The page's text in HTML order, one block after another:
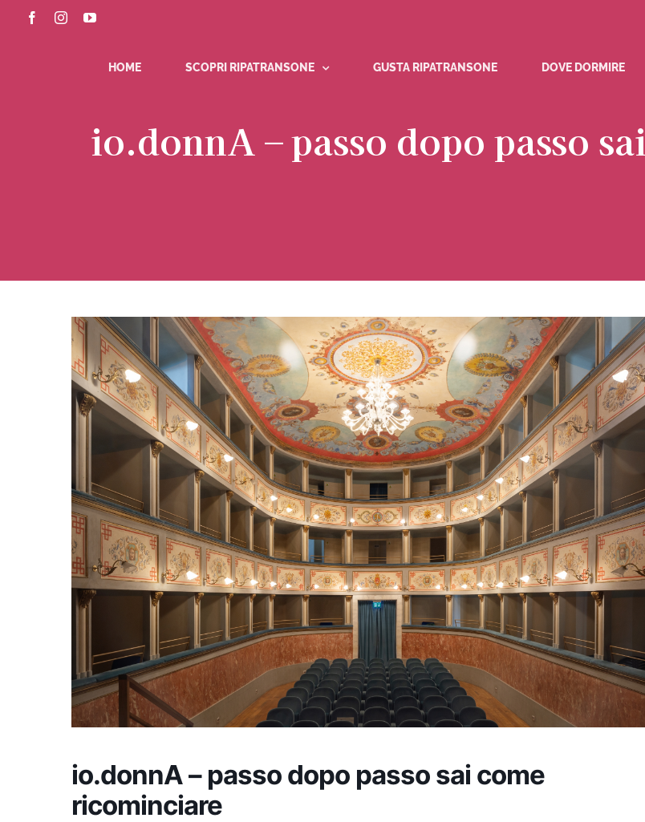
FacebookInstagramYouTube
HOME SCOPRI RIPATRANSONE GUSTA RIPATRANSONE DOVE DORMIRE
io.donnA – passo dopo passo
io.donnA – passo dopo passo sai come
ricominciare